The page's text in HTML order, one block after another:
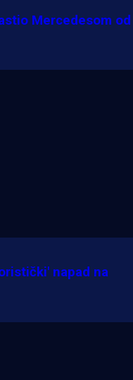
Mercedesom od
napad na